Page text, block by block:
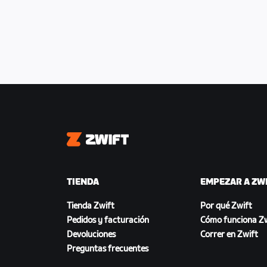
Zwift
TIENDA
Tienda Zwift
Pedidos y facturación
Devoluciones
Preguntas frecuentes
EMPEZAR A
Por qué Zwift
Cómo funciona
Correr en Zwift